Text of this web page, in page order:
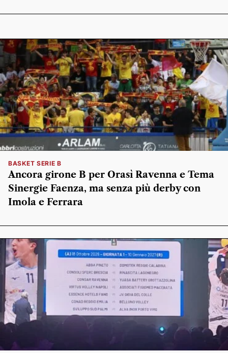
BASKET SERIE B
Ancora girone B per Orasì Ravenna e Tema
Sinergie Faenza, ma senza più derby con
Imola e Ferrara